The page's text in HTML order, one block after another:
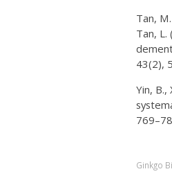
Tan,
Tan,
43(2),
Yin, B.,
Ginkgo